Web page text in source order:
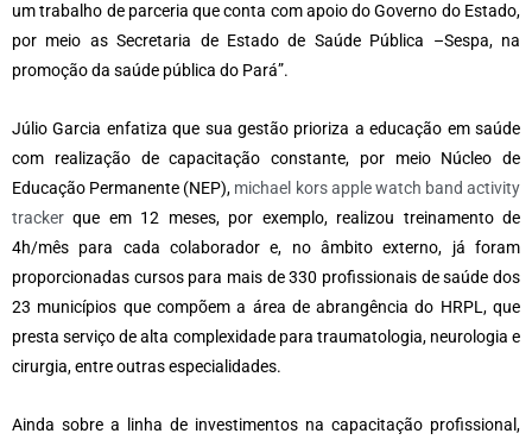
um trabalho de parceria que conta com apoio do Governo do Estado,
por meio as Secretaria de Estado de Saúde Pública –Sespa, na
promoção da saúde pública do Pará”.
Júlio Garcia enfatiza que sua gestão prioriza a educação em saúde
com realização de capacitação constante, por meio Núcleo de
Educação Permanente (NEP), michael kors apple watch band activity
tracker que em 12 meses, por exemplo, realizou treinamento de
4h/mês para cada colaborador e, no âmbito externo, já foram
proporcionadas cursos para mais de 330 profissionais de saúde dos
23 municípios que compõem a área de abrangência do HRPL, que
presta serviço de alta complexidade para traumatologia, neurologia e
cirurgia, entre outras especialidades.
Ainda sobre a linha de investimentos na capacitação profissional,